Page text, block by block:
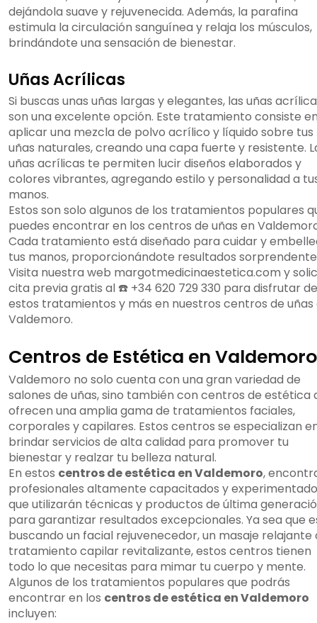
dejándola suave y rejuvenecida. Además, la parafina
estimula la circulación sanguínea y relaja los músculos,
brindándote una sensación de bienestar.
Uñas Acrílicas
Si buscas unas uñas largas y elegantes, las uñas
son una excelente opción. Este tratamiento consiste
aplicar una mezcla de polvo acrílico y líquido sobre tus
uñas naturales, creando una capa fuerte y resistente.
uñas acrílicas te permiten lucir diseños elaborados y
colores vibrantes, agregando estilo y personalidad a
manos.
Estos son solo algunos de los tratamientos populares
puedes encontrar en los centros de uñas en
Cada tratamiento está diseñado para cuidar y
tus manos, proporcionándote resultados
Visita nuestra web margotmedicinaestetica.com y
cita previa gratis al ☎️ +34 620 729 330 para disfrutar de
estos tratamientos y más en nuestros centros de uñas
Valdemoro.
Centros de Estética en Valdemoro
Valdemoro no solo cuenta con una gran variedad de
salones de uñas, sino también con centros de estética
ofrecen una amplia gama de tratamientos faciales,
corporales y capilares. Estos centros se especializan
brindar servicios de alta calidad para promover tu
bienestar y realzar tu belleza natural.
En estos centros de estética en Valdemoro,
profesionales altamente capacitados y
que utilizarán técnicas y productos de última
para garantizar resultados excepcionales. Ya sea que
buscando un facial rejuvenecedor, un masaje relajante
tratamiento capilar revitalizante, estos centros tienen
todo lo que necesitas para mimar tu cuerpo y mente.
Algunos de los tratamientos populares que podrás
encontrar en los centros de estética en Valdemoro
incluyen: